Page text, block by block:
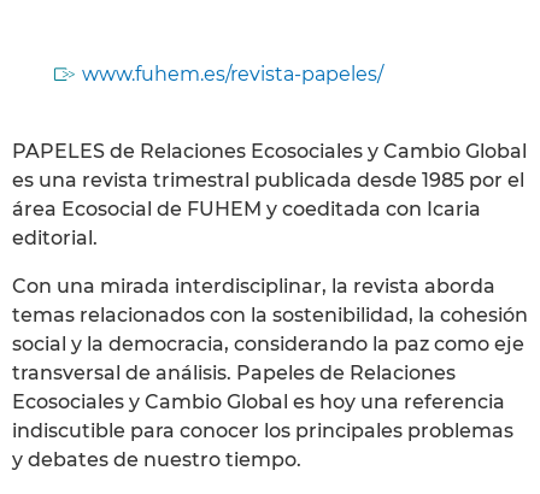
www.fuhem.es/revista-papeles/
PAPELES de Relaciones Ecosociales y Cambio Global
es una revista trimestral publicada desde 1985 por el
área Ecosocial de FUHEM y coeditada con Icaria
editorial.
Con una mirada interdisciplinar, la revista aborda
temas relacionados con la sostenibilidad, la cohesión
social y la democracia, considerando la paz como eje
transversal de análisis. Papeles de Relaciones
Ecosociales y Cambio Global es hoy una referencia
indiscutible para conocer los principales problemas
y debates de nuestro tiempo.